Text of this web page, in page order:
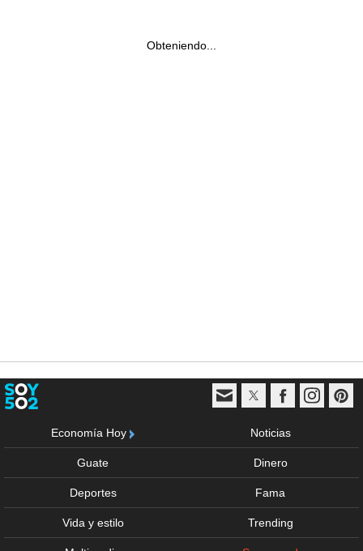
Obteniendo...
Economía Hoy Noticias
Guate Dinero
Deportes Fama
Vida y estilo Trending